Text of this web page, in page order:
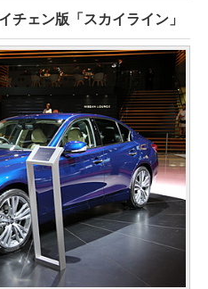
チェン版「スカイライン」